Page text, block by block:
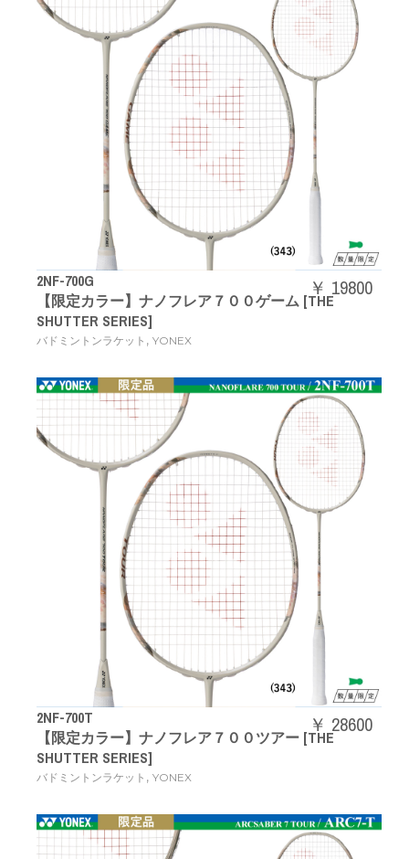
2NF-700G
【限定カラー】ナノフレア７００ゲーム [THE
SHUTTER SERIES]
バドミントンラケット , YONEX
￥ 19800
2NF-700T
【限定カラー】ナノフレア７００ツアー [THE
SHUTTER SERIES]
バドミントンラケット , YONEX
￥ 28600